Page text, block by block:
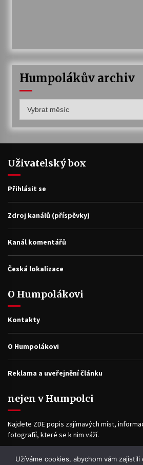
Humpolákův archiv
archiv
Uživatelský box
Přihlásit se
Zdroj kanálů (příspěvky)
Kanál komentářů
Česká lokalizace
O Humpolákovi
Kontakty
O Humpolákovi
Reklama a uveřejnění článku
nejen v Humpolci
Najdete ZDE popis zajímavých míst,
fotografíí, které se k nim váží.
Užíváme cookies, abychom vám